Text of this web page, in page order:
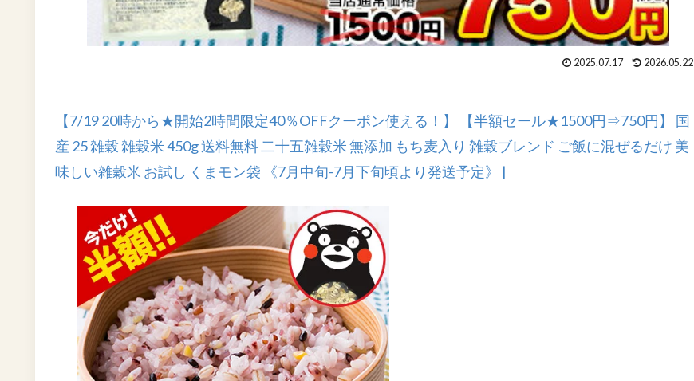
2025.07.17 2026.05.22
【7/19 20時から★開始2時間限定40％OFFクーポン使える！】 【半額セール★1500円⇒750円】 国
産 25 雑穀 雑穀米 450g 送料無料 二十五雑穀米 無添加 もち麦入り 雑穀ブレンド ご飯に混ぜるだけ 美
味しい雑穀米 お試し くまモン袋 《7月中旬-7月下旬頃より発送予定》 |